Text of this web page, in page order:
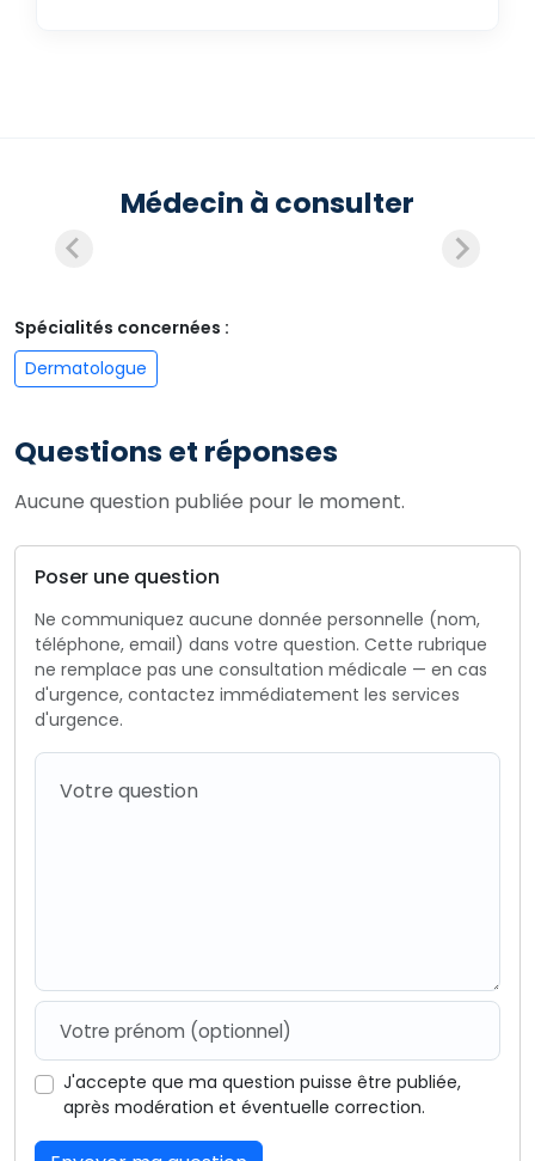
Médecin à consulter
Spécialités concernées :
Dermatologue
Questions et réponses
Aucune question publiée pour le moment.
Poser une question
Ne communiquez aucune donnée personnelle (nom,
téléphone, email) dans votre question. Cette rubrique
ne remplace pas une consultation médicale — en cas
d'urgence, contactez immédiatement les services
d'urgence.
J'accepte que ma question puisse être publiée,
après modération et éventuelle correction.